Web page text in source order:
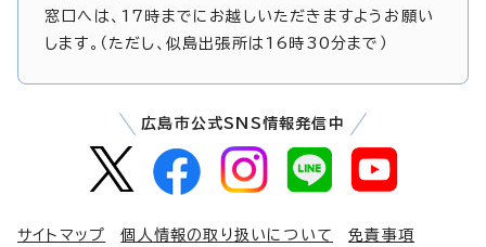
窓口へは、17時までにお越しいただきますようお願い
します。（ただし、似島出張所は16時30分まで）
広島市公式SNS情報発信中
サイトマップ 個人情報の取り扱いについて 免責事項